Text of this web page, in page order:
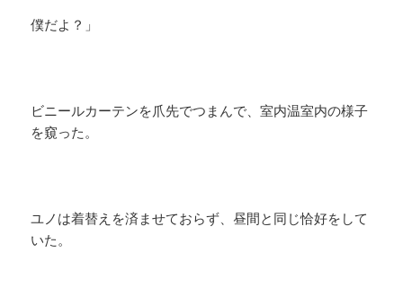
僕だよ？」
ビニールカーテンを爪先でつまんで、室内温室内の様子
を窺った。
ユノは着替えを済ませておらず、昼間と同じ恰好をして
いた。